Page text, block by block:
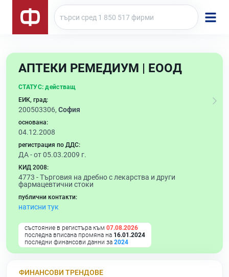
АПТЕКИ РЕМЕДИУМ | ЕООД
СТАТУС: действащ
ЕИК, град:
200503306, София
основана:
04.12.2008
регистрация по ДДС:
ДА - от 05.03.2009 г.
КИД 2008:
4773 -Търговия на дребно с лекарства и други
фармацевтични стоки
публични контакти:
натисни тук
състояние в регистъра към 07.08.2026
последна вписана промяна на 16.01.2024
последни финансови данни за 2024
ФИНАНСОВИ ТРЕНДОВЕ